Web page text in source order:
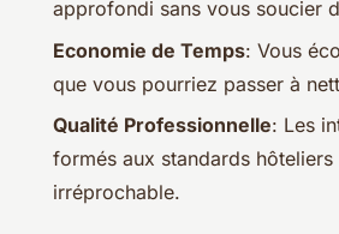
approfondi sans vous soucier
Economie de Temps: Vous
que vous pourriez passer à
Qualité Professionnelle: Les
formés aux standards
irréprochable.